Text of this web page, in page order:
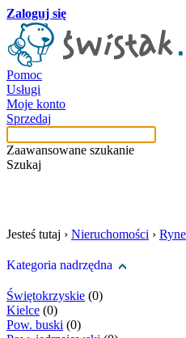
Zaloguj się
Pomoc
Usługi
Moje konto
Sprzedaj
Zaawansowane szukanie
Szukaj
Jesteś tutaj › Nieruchomości ›
Kategoria nadrzędna
Świętokrzyskie (0)
Kielce (0)
Pow. buski (0)